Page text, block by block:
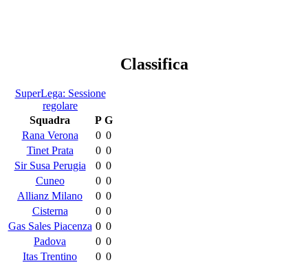
Classifica
SuperLega: Sessione
regolare
Squadra
P G
Rana Verona
0 0
Tinet Prata
0 0
Sir Susa Perugia
0 0
Cuneo
0 0
Allianz Milano
0 0
Cisterna
0 0
Gas Sales Piacenza 0 0
Padova
0 0
Itas Trentino
0 0